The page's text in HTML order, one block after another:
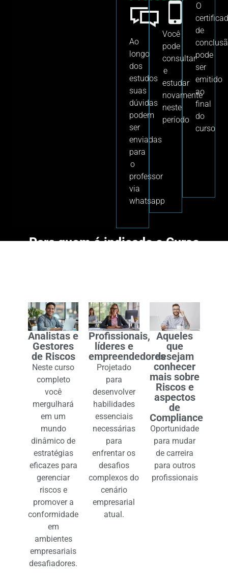
Ao
longo
dos
estudos
suas
dúvidas
podem
ser
enviadas
para
o
professor
via
whatsapp
Você
pode
consultar
e
estudar
novamente
neste
período
O
de
pode
ser
emitido
ao
final
do
curso
Para quem é indicado o Curso
Analistas e
Gestores
de Riscos
Neste curso
completo
você
mergulhará
em um
mundo
dinâmico de
estratégias
eficazes para
gerenciar
riscos e
promover a
conformidade
em
ambientes
empresariais
desafiadores.
Profissionais,
líderes e
empreendedores
Projetado
para
desenvolver
habilidades
essenciais
necessárias
para
enfrentar os
desafios
complexos do
cenário
empresarial
atual.
Aqueles
que
desejam
conhecer
mais sobre
Riscos e
aspectos
de
Compliance
Oportunidade
para mudar
de carreira
para outros
profissionais